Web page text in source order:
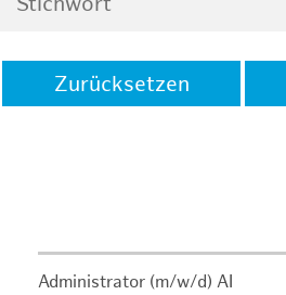
Zurücksetzen
Administrator (m/w/d) AI